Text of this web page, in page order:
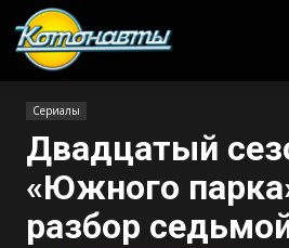
Сериалы
Двадцатый
«Южного
разбор